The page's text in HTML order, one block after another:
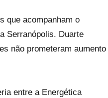
que acompanham o
Serranópolis. Duarte
não prometeram aumento
entre a Energética